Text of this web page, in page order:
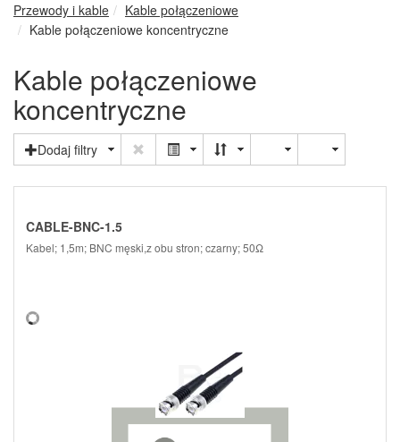
Przewody i kable
Kable połączeniowe
Kable połączeniowe koncentryczne
Kable połączeniowe
koncentryczne
Dodaj filtry
CABLE-BNC-1.5
Kabel; 1,5m; BNC męski,z obu stron; czarny; 50Ω